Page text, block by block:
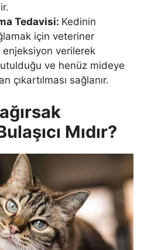
Tedavisi: Kedinin
için veteriner
enjeksiyon verilerek
ve henüz mideye
çıkartılması sağlanır.
Mıdır?